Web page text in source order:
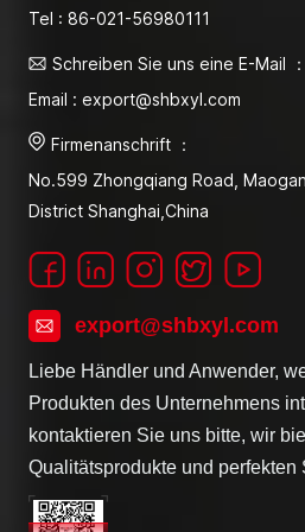
Tel : 86-021-56980111
Schreiben Sie uns eine E-Mail ：
Email : export@shbxyl.com
Firmenanschrift ：
No.599 Zhongqiang Road,
District Shanghai,China
export@shbxyl.com
Liebe Händler und Anwender,
Produkten des Unternehmens
kontaktieren Sie uns bitte, wir
Qualitätsprodukte und perfekten